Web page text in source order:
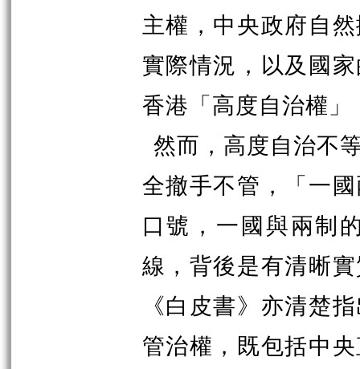
主權，中央政府自
實際情況，以及國
香港「高度自治權
然而，高度自治不
全撤手不管，「一
口號，一國與兩制
線，背後是有清晰
《白皮書》亦清楚
管治權，既包括中